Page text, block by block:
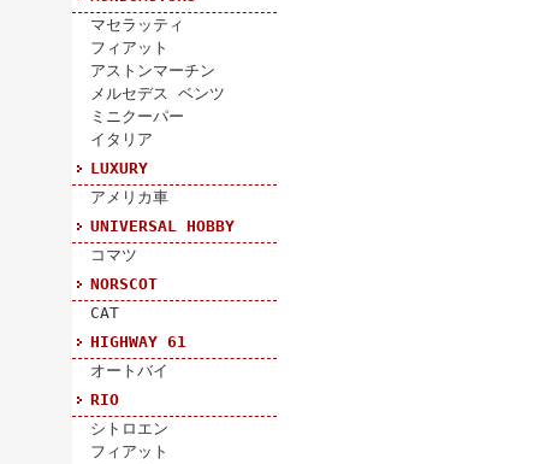
マセラッティ
フィアット
アストンマーチン
メルセデス ベンツ
ミニクーパー
イタリア
LUXURY
アメリカ車
UNIVERSAL HOBBY
コマツ
NORSCOT
CAT
HIGHWAY 61
オートバイ
RIO
シトロエン
フィアット